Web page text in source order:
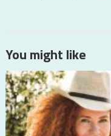
You might like